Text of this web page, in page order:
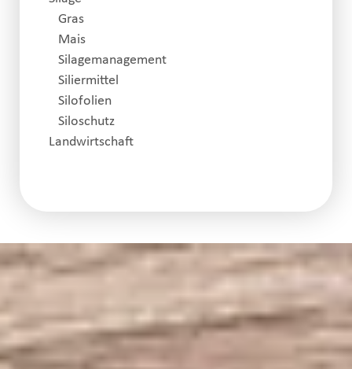
Gras
Mais
Silagemanagement
Siliermittel
Silofolien
Siloschutz
Landwirtschaft